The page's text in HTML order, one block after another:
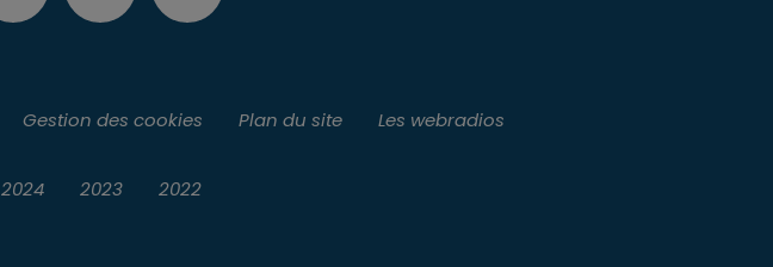
Gestion des cookies Plan du site Les webradios
2024 2023 2022